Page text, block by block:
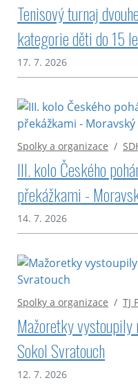
Tenisový turnaj
kategorie děti do 15
17. 7. 2026
Spolky a organizace /
III. kolo Českého
překážkami -
14. 7. 2026
Spolky a organizace / TJ
Mažoretky
Sokol Svratouch
12. 7. 2026